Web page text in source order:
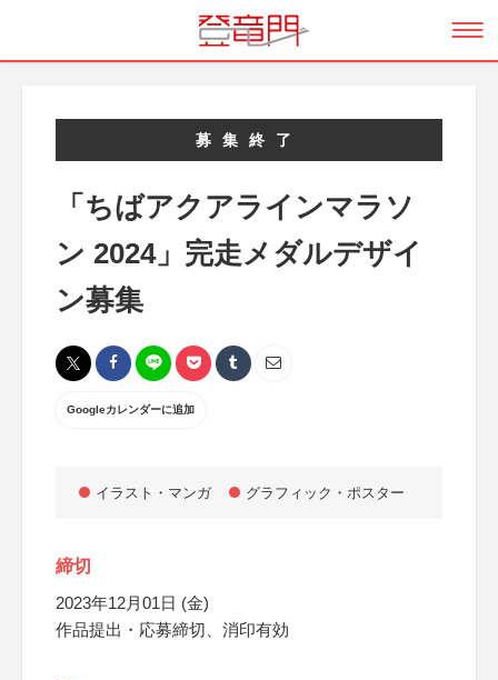
募集終了
「ちばアクアラインマラソ
ン 2024」完走メダルデザイ
ン募集
Googleカレンダーに追加
イラスト・マンガ グラフィック・ポスター
締切
2023年12月01日 (金)
作品提出・応募締切、消印有効